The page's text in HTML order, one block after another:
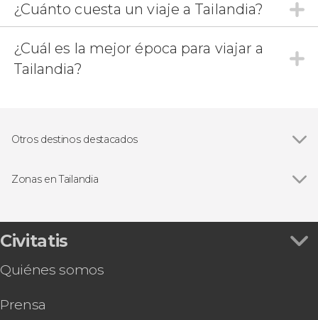
¿Cuánto cuesta un viaje a Tailandia?
¿Cuál es la mejor época para viajar a
Tailandia?
Otros destinos destacados
Koh Samet
Zonas en Tailandia
Civitatis
Quiénes somos
Prensa